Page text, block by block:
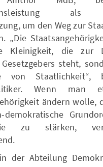
als
um den Weg zur
„Die
Kleinigkeit, die zur
steht,
von Staatlichkeit“,
Wenn man
ändern wolle,
demokratische
zu stärken,
der Abteilung